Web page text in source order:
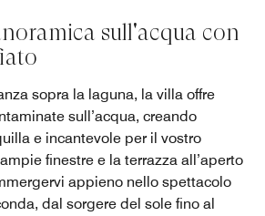
sull'acqua con
sopra la laguna, la villa offre
sull’acqua, creando
e incantevole per il vostro
finestre e la terrazza all’aperto
appieno nello spettacolo
dal sorgere del sole fino al